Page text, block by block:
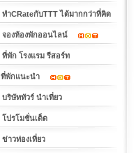
ทำCRateกับTTT ได้มากกว่าที่คิด
จองห้องพักออนไลน์
ที่พัก โรงแรม รีสอร์ท
ที่พักแนะนำ
บริษัททัวร์ นำเที่ยว
โปรโมชั่นเด็ด
ข่าวท่องเที่ยว